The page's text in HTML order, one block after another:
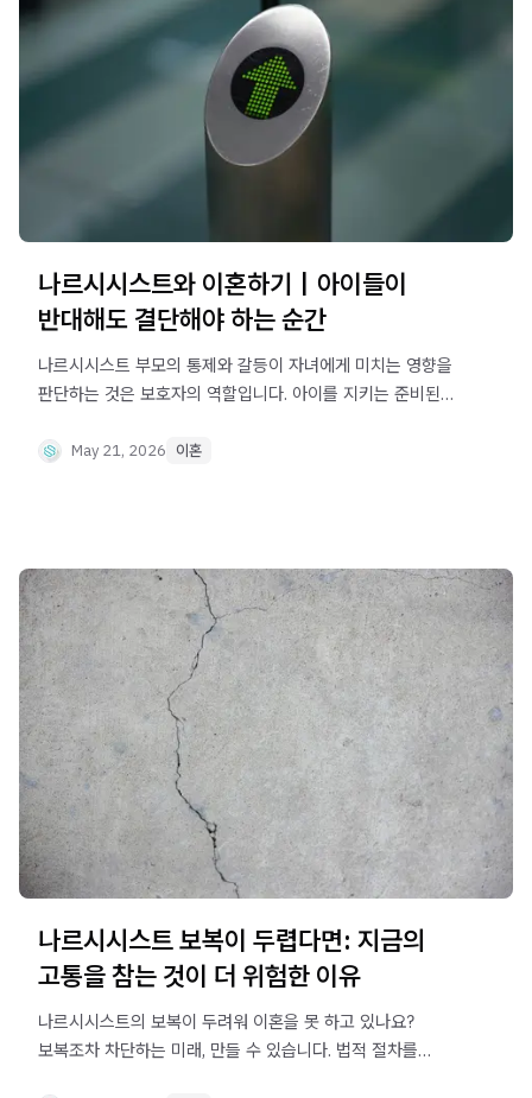
나르시시스트와 이혼하기｜아이들이
반대해도 결단해야 하는 순간
나르시시스트 부모의 통제와 갈등이 자녀에게 미치는 영향을
판단하는 것은 보호자의 역할입니다. 아이를 지키는 준비된
May 21, 2026 이혼
나르시시스트 보복이 두렵다면: 지금의
고통을 참는 것이 더 위험한 이유
나르시시스트의 보복이 두려워 이혼을 못 하고 있나요?
보복조차 차단하는 미래, 만들 수 있습니다. 법적 절차를